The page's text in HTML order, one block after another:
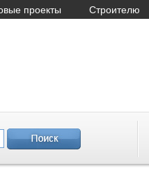
проекты Строителю